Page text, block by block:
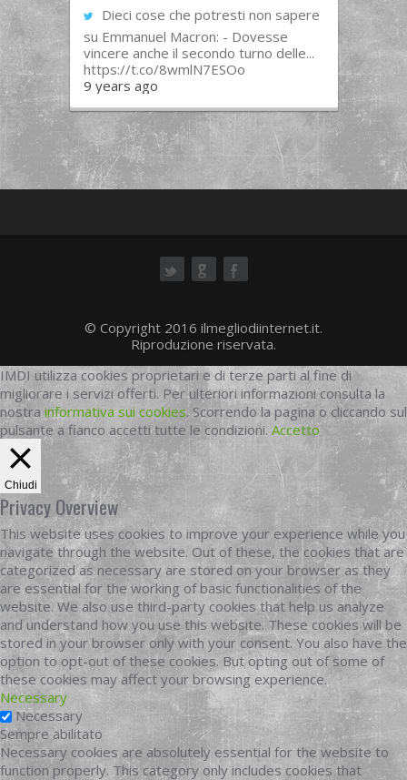
Dieci cose che potresti non sapere
su Emmanuel Macron: - Dovesse
vincere anche il secondo turno delle...
https://t.co/8wmlN7ESOo
9 years ago
© Copyright 2016 ilmegliodiinternet.it.
Riproduzione riservata.
IMDI utilizza cookies proprietari e di terze parti al fine di
migliorare i servizi offerti. Per ulteriori informazioni consulta la
nostrainformativa sui cookies. Scorrendo la pagina o cliccando sul
pulsante a fianco accetti tutte le condizioni. Accetto
Chiudi
Privacy Overview
This website uses cookies to improve your experience while you
navigate through the website. Out of these, the cookies that are
categorized as necessary are stored on your browser as they
are essential for the working of basic functionalities of the
website. We also use third-party cookies that help us analyze
and understand how you use this website. These cookies will be
stored in your browser only with your consent. You also have the
option to opt-out of these cookies. But opting out of some of
these cookies may affect your browsing experience.
Necessary
Necessary
Sempre abilitato
Necessary cookies are absolutely essential for the website to
function properly. This category only includes cookies that